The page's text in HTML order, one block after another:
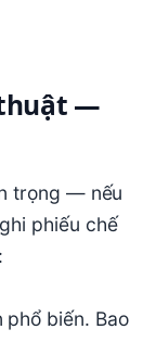
thuật —
trọng — nếu
phiếu chế
phổ biến. Bao